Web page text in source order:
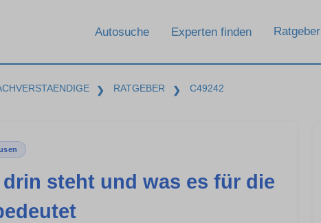
Autosuche Experten finden Ratgeber
❯ RATGEBER ❯ C49242
steht und was es für die